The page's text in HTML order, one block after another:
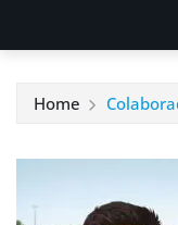
Home